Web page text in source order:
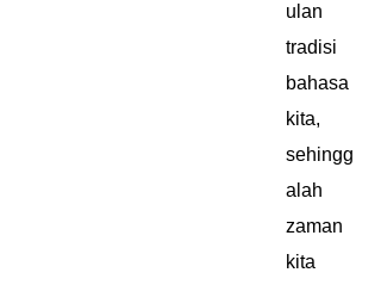
ulan
tradisi
bahasa
kita,
sehingg
alah
zaman
kita